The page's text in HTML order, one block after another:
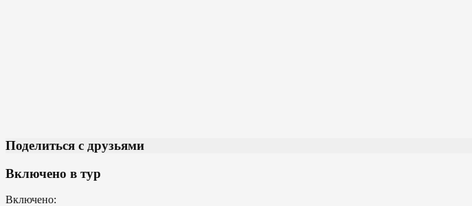
Поделиться с друзьями
Включено в тур
Включено: